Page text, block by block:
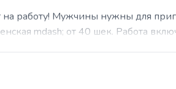
на работу! Мужчины нужны для
mdash; от 40 шек. Работа